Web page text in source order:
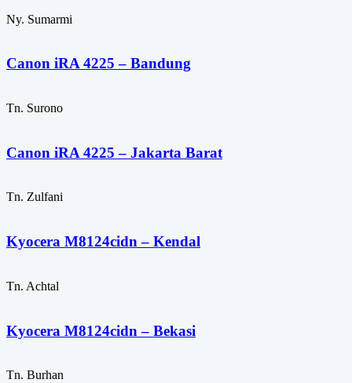
Ny. Sumarmi
Canon iRA 4225 – Bandung
Tn. Surono
Canon iRA 4225 – Jakarta Barat
Tn. Zulfani
Kyocera M8124cidn – Kendal
Tn. Achtal
Kyocera M8124cidn – Bekasi
Tn. Burhan